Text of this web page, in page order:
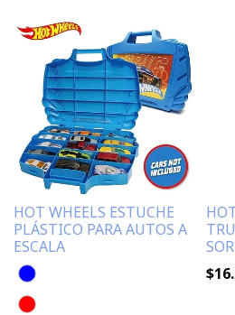
HOT WHEELS ESTUCHE
PLÁSTICO PARA AUTOS A
ESCALA